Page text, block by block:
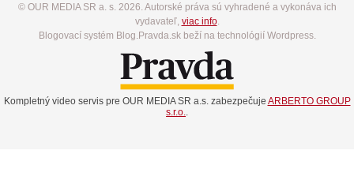
© OUR MEDIA SR a. s. 2026. Autorské práva sú vyhradené a vykonáva ich
vydavateľ, viac info.
Blogovací systém Blog.Pravda.sk beží na technológií Wordpress.
Kompletný video servis pre OUR MEDIA SR a.s. zabezpečuje ARBERTO GROUP
s.r.o..